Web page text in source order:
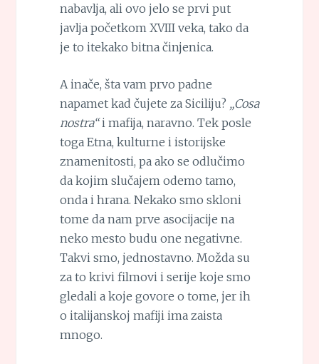
nabavlja, ali ovo jelo se prvi put
javlja početkom XVIII veka, tako da
je to itekako bitna činjenica.
A inače, šta vam prvo padne
napamet kad čujete za Siciliju? „Cosa
nostra“i mafija, naravno. Tek posle
toga Etna, kulturne i istorijske
znamenitosti, pa ako se odlučimo
da kojim slučajem odemo tamo,
onda i hrana. Nekako smo skloni
tome da nam prve asocijacije na
neko mesto budu one negativne.
Takvi smo, jednostavno. Možda su
za to krivi filmovi i serije koje smo
gledali a koje govore o tome, jer ih
o italijanskoj mafiji ima zaista
mnogo.